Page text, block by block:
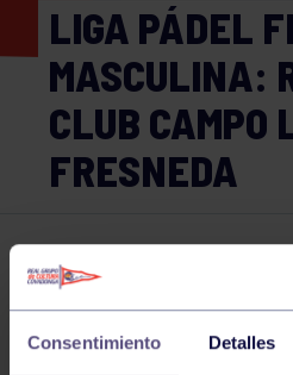
Consentimiento Detalles
LIGA PÁDEL
MASCULINA:
CLUB CAMPO
FRESNEDA
Comparte